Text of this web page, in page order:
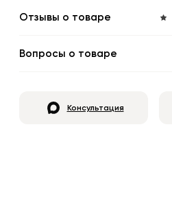
Отзывы о товаре
Вопросы о товаре
Консультация